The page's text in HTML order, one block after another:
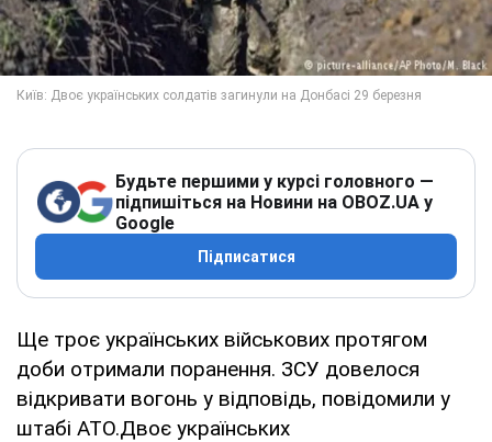
Будьте першими у курсі головного —
підпишіться на Новини на OBOZ.UA у
Google
Підписатися
Ще троє українських військових протягом
доби отримали поранення. ЗСУ довелося
відкривати вогонь у відповідь, повідомили у
штабі АТО.Двоє українських